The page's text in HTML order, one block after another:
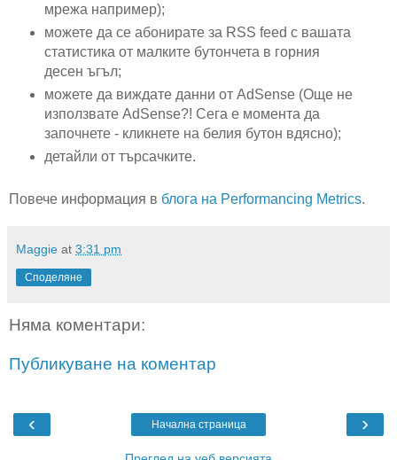
мрежа например);
можете да се абонирате за RSS feed с вашата
статистика от малките бутончета в горния
десен ъгъл;
можете да виждате данни от AdSense (Още не
използвате AdSense?! Сега е момента да
започнете - кликнете на белия бутон вдясно);
детайли от търсачките.
Повече информация в блога на Performancing Metrics.
Maggie at 3:31 pm
Споделяне
Няма коментари:
Публикуване на коментар
‹ ›
Начална страница